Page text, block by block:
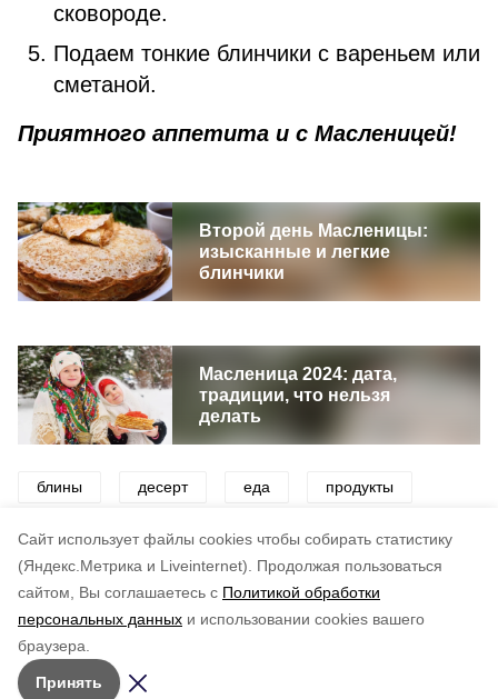
Cайт использует файлы cookies чтобы собирать статистику
(Яндекс.Метрика и Liveinternet).
Продолжая пользоваться
сайтом, Вы соглашаетесь с Политикой обработки
персональных данных и использовании cookies вашего
браузера.
Принять
сковороде.
Подаем тонкие блинчики с вареньем или
сметаной.
Приятного аппетита и с Масленицей!
Второй день Масленицы:
изысканные и легкие
блинчики
Масленица 2024: дата,
традиции, что нельзя
делать
блины десерт еда продукты
масленица
по оценке
5